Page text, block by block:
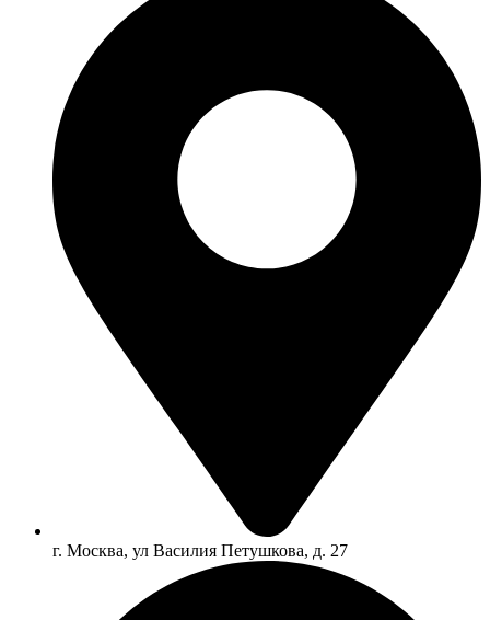
г. Москва, ул Василия Петушкова, д. 27